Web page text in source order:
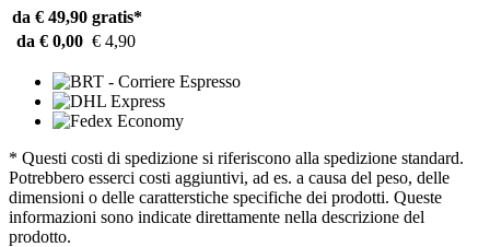
da € 49,90 gratis*
da € 0,00 € 4,90
* Questi costi di spedizione si riferiscono alla spedizione standard.
Potrebbero esserci costi aggiuntivi, ad es. a causa del peso, delle
dimensioni o delle caratterstiche specifiche dei prodotti. Queste
informazioni sono indicate direttamente nella descrizione del
prodotto.